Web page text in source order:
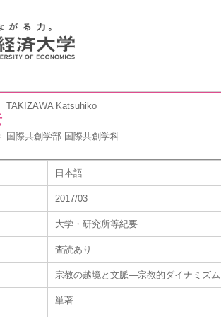
TAKIZAWA Katsuhiko
国際共創学部 国際共創学科
日本語
2017/03
大学・研究所等紀要
査読あり
宗教の越境と文脈―宗教的ダイナミズ
単著